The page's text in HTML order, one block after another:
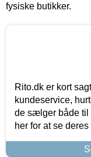
fysiske butikker.
Rito.dk er kort
kundeservice,
de sælger både til
her for at se